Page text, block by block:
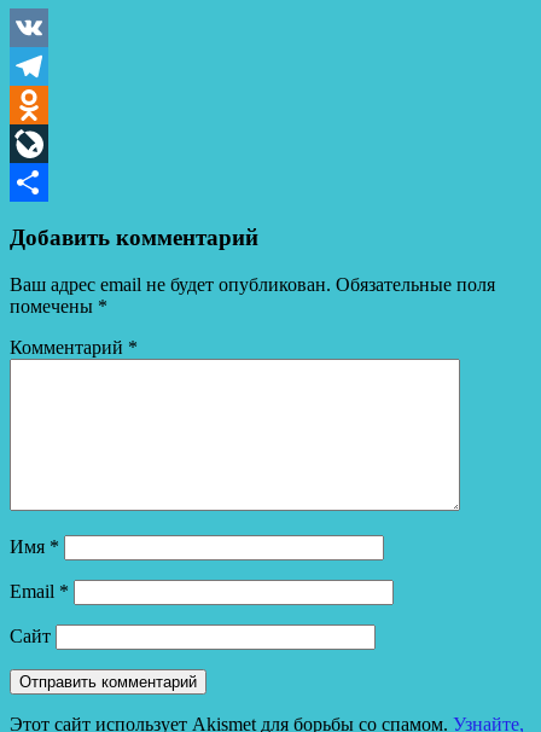
VK
Telegram
Odnoklassniki
LiveJournal
Добавить комментарий
Ваш адрес email не будет опубликован. Обязательные поля
помечены *
Комментарий *
Имя *
Email *
Сайт
Этот сайт использует Akismet для борьбы со спамом. Узнайте,